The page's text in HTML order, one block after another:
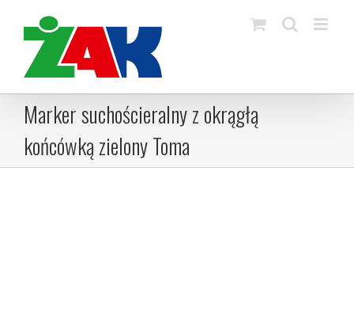
content
Marker suchościeralny z okrągłą
końcówką zielony Toma